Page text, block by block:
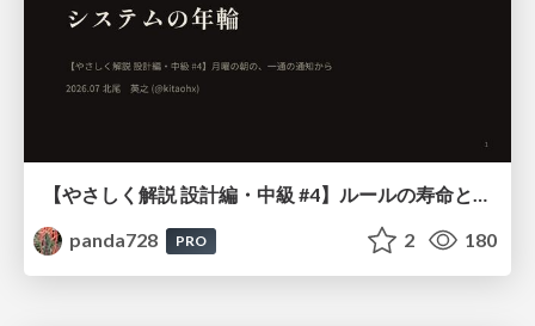
panda728
PRO 2 180